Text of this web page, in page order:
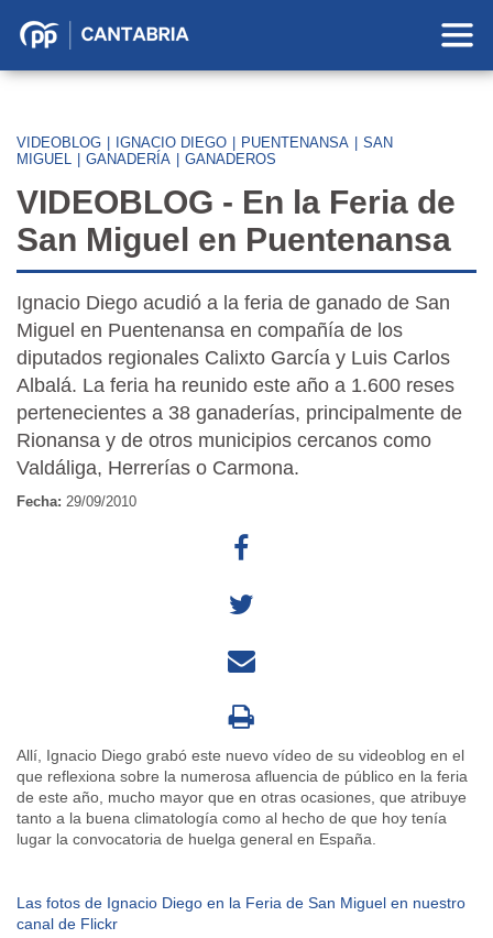
Partido
Cantabria
VIDEOBLOG IGNACIO DIEGO PUENTENANSA
SAN
MIGUEL
GANADERÍA GANADEROS
VIDEOBLOG - En la Feria de
San Miguel en Puentenansa
Ignacio Diego acudió a la feria de ganado de San
Miguel en Puentenansa en compañía de los
diputados regionales Calixto García y Luis Carlos
Albalá. La feria ha reunido este año a 1.600 reses
pertenecientes a 38 ganaderías, principalmente de
Rionansa y de otros municipios cercanos como
Valdáliga, Herrerías o Carmona.
Fecha: 29/09/2010
Allí, Ignacio Diego grabó este nuevo vídeo de su videoblog en el
que reflexiona sobre la numerosa afluencia de público en la feria
de este año, mucho mayor que en otras ocasiones, que atribuye
tanto a la buena climatología como al hecho de que hoy tenía
lugar la convocatoria de huelga general en España.
Las fotos de Ignacio Diego en la Feria de San Miguel en nuestro
canal de Flickr